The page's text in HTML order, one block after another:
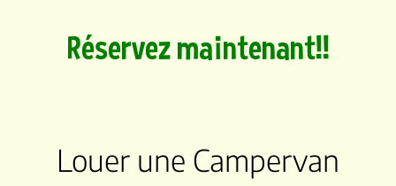
Réservez maintenant!!
Louer une Campervan